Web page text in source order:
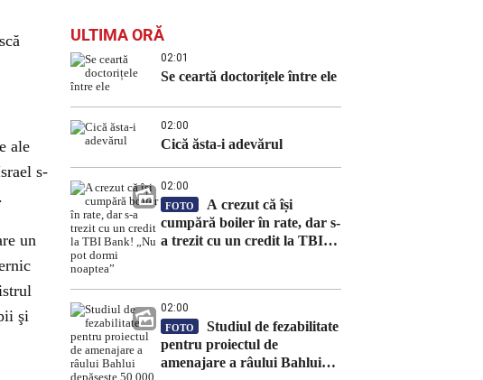
ale
s-
un
şi
ULTIMA ORĂ
02:01
Se ceartă doctorițele între ele
02:00
Cică ăsta-i adevărul
02:00
FOTO
A crezut că își
cumpără boiler în rate, dar s-
a trezit cu un credit la TBI
02:00
FOTO
Studiul de fezabilitate
pentru proiectul de
amenajare a râului Bahlui